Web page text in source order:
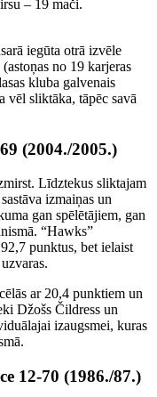
– 19 mači.
iegūta otrā izvēle
no 19 karjeras
kluba galvenais
vēl sliktāka, tāpēc savā
(2004./2005.)
Līdztekus sliktajam
izmaiņas un
gan spēlētājiem, gan
“Hawks”
punktus, bet ielaist
ar 20,4 punktiem un
Džošs Čildress un
izaugsmei, kuras
12-70 (1986./87.)